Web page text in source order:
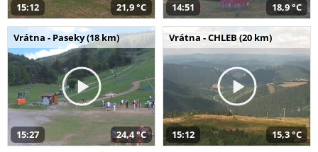
15:12 21,9 °C 14:51 18,9 °C
Vrátna - Paseky (18 km)
15:27 24,4 °C
Vrátna - CHLEB (20 km)
15:12 15,3 °C